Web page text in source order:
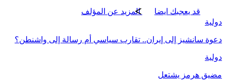
قد يعجبك ايضا
المزيد عن المؤلف
دولية
دعوة سانشيز إلى إيران.. تقارب سياسي أم رسالة إلى واشنطن؟
دولية
مضيق هرمز يشتعل